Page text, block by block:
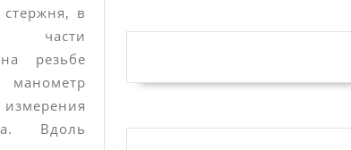
стержня, в
части
резьбе
манометр
Вдоль